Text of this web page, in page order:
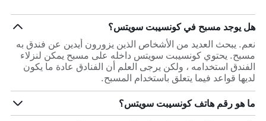
هل يوجد مسبح في كونسيبت سويتس؟
نعم. يبحث العديد من الأشخاص الذين يزورون أيدين عن فندق به
مسبح. يحتوي كونسيبت سويتس داخله على مسبح يمكن لنزلاء
الفندق استخدامه ، ولكن يرجى العلم أن الفنادق عادة ما يكون
لديها قواعد فيما يتعلق باستخدام المسبح.
ما هو رقم هاتف كونسيبت سويتس؟